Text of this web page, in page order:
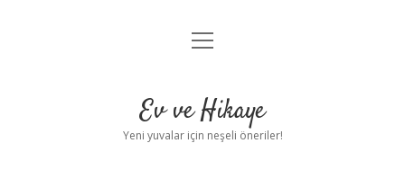
Anasayfa
Yasal Uyarı
menüyü
Ev ve Hikaye
Yeni yuvalar için neşeli öneriler!